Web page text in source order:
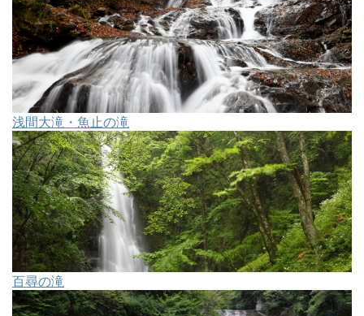
浅間大滝・魚止の滝
百尋の滝